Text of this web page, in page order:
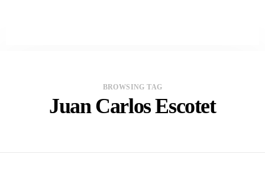
BROWSING TAG
Juan Carlos Escotet